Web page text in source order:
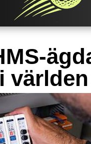
världen